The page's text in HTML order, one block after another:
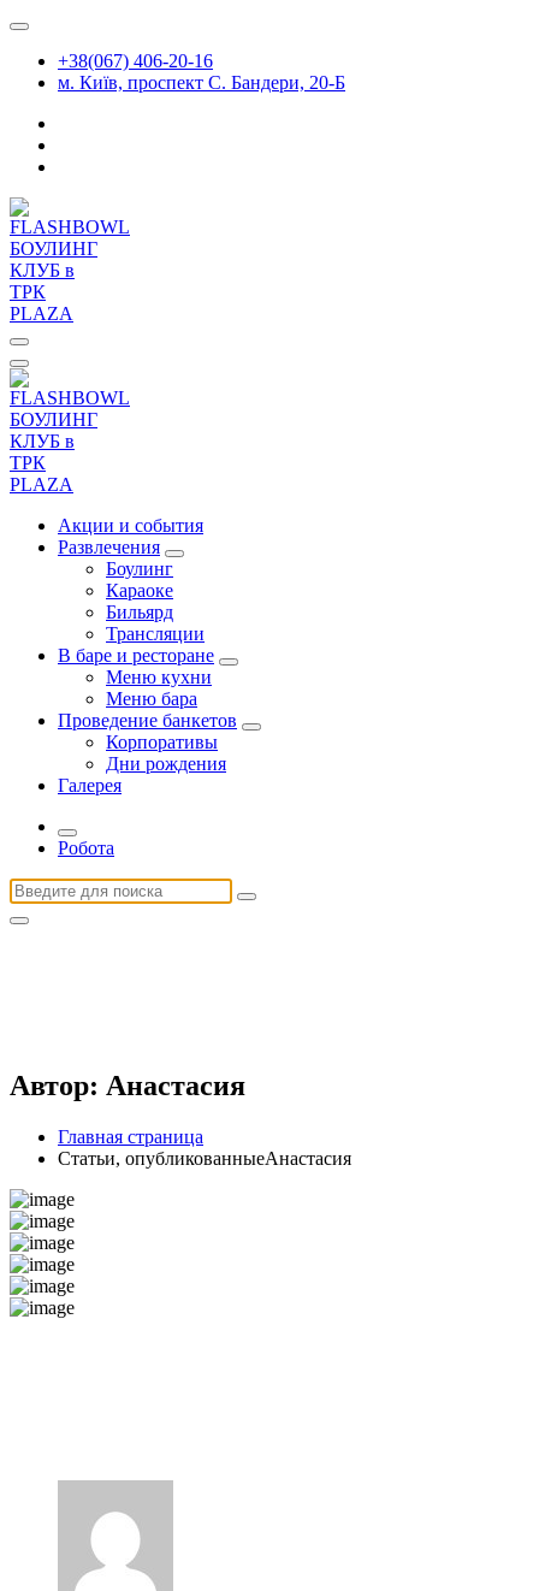
Перейти
содержимому
+38(067) 406-20-16
м. Київ, проспект С. Бандери, 20-Б
Акции и события
Развлечения
Боулинг
Караоке
Бильярд
Трансляции
В баре и ресторане
Меню кухни
Меню бара
Проведение банкетов
Корпоративы
Дни рождения
Галерея
Робота
Найти:
Автор: Анастасия
Главная страница
Статьи, опубликованныеАнастасия